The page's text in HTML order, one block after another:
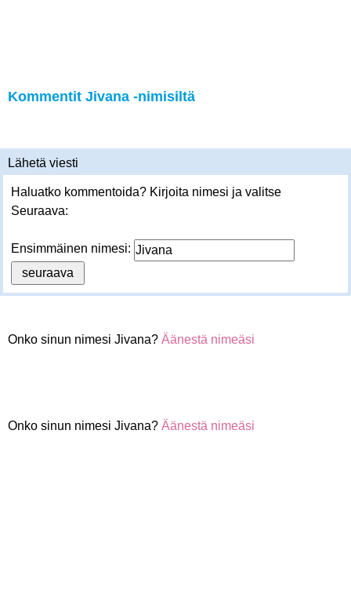
Kommentit Jivana -nimisiltä
Lähetä viesti
Haluatko kommentoida? Kirjoita nimesi ja valitse
Seuraava:
Ensimmäinen nimesi:
Onko sinun nimesi Jivana? Äänestä nimeäsi
Onko sinun nimesi Jivana? Äänestä nimeäsi